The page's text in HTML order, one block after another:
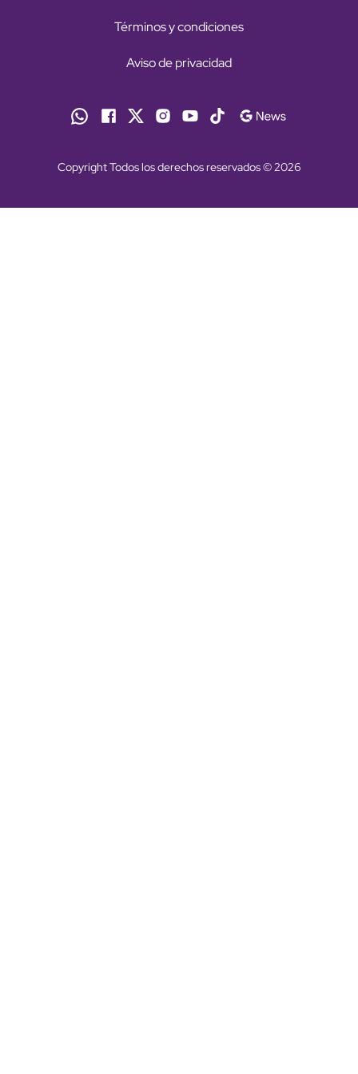
Términos y condiciones
Aviso de privacidad
Copyright Todos los derechos reservados © 2026